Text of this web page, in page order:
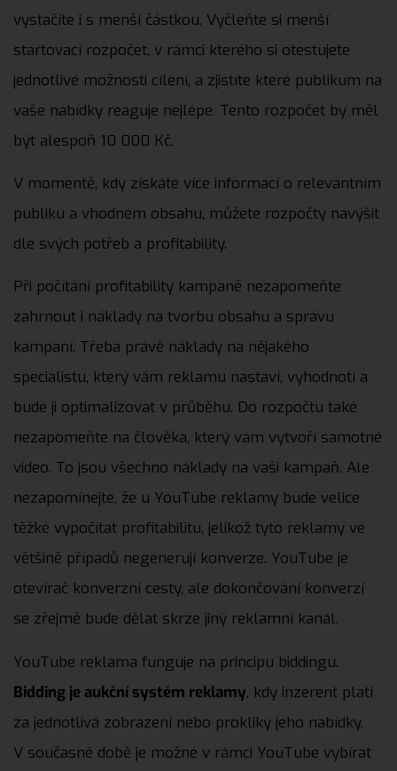
vystačíte i s menší částkou. Vyčleňte si menší
startovací rozpočet, v rámci kterého si otestujete
jednotlivé možnosti cílení, a zjistíte které publikum na
vaše nabídky reaguje nejlépe. Tento rozpočet by měl
být alespoň 10 000 Kč.
V momentě, kdy získáte více informací o relevantním
publiku a vhodném obsahu, můžete rozpočty navýšit
dle svých potřeb a profitability.
Při počítání profitability kampaně nezapomeňte
zahrnout i náklady na tvorbu obsahu a správu
kampaní. Třeba právě náklady na nějakého
specialistu, který vám reklamu nastaví, vyhodnotí a
bude ji optimalizovat v průběhu. Do rozpočtu také
nezapomeňte na člověka, který vám vytvoří samotné
video. To jsou všechno náklady na vaši kampaň. Ale
nezapomínejte, že u YouTube reklamy bude velice
těžké vypočítat profitabilitu, jelikož tyto reklamy ve
většině případů negenerují konverze. YouTube je
otevírač konverzní cesty, ale dokončování konverzí
se zřejmě bude dělat skrze jiný reklamní kanál.
YouTube reklama funguje na principu biddingu.
Bidding je aukční systém reklamy, kdy inzerent platí
za jednotlivá zobrazení nebo prokliky jeho nabídky.
V současné době je možné v rámci YouTube vybírat